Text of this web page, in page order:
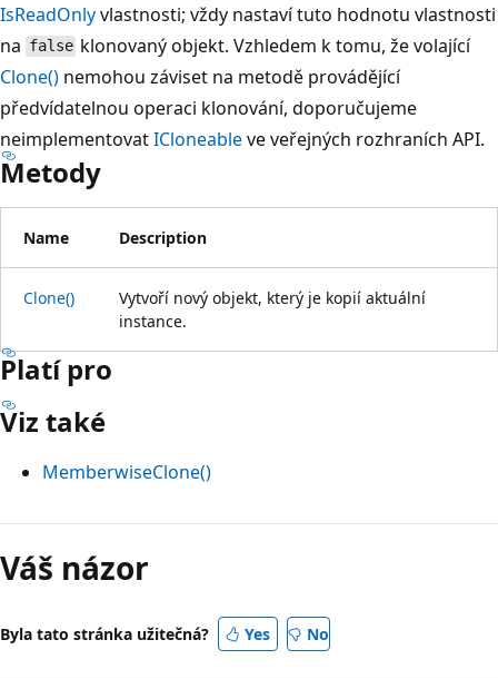
IsReadOnlyvlastnosti; vždy nastaví tuto hodnotu vlastnosti
na false klonovaný objekt. Vzhledem k tomu, že volající
Clone() nemohou záviset na metodě provádějící
předvídatelnou operaci klonování, doporučujeme
neimplementovatICloneableve veřejných rozhraních API.
Metody
Name Description
Clone()
Vytvoří nový objekt, který je kopií aktuální
instance.
Platí pro
Viz také
MemberwiseClone()
Režim
čtení
zakázán
Váš názor
Byla tato stránka užitečná? Yes No